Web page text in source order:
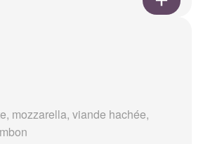
mozzarella, viande hachée,